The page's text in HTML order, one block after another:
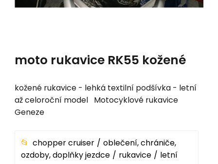
moto rukavice RK55 kožené
kožené rukavice - lehká textilní podšívka - letní
až celoroční model Motocyklové rukavice
Geneze
chopper cruiser
oblečení, chrániče,
ozdoby, doplňky jezdce
rukavice letní